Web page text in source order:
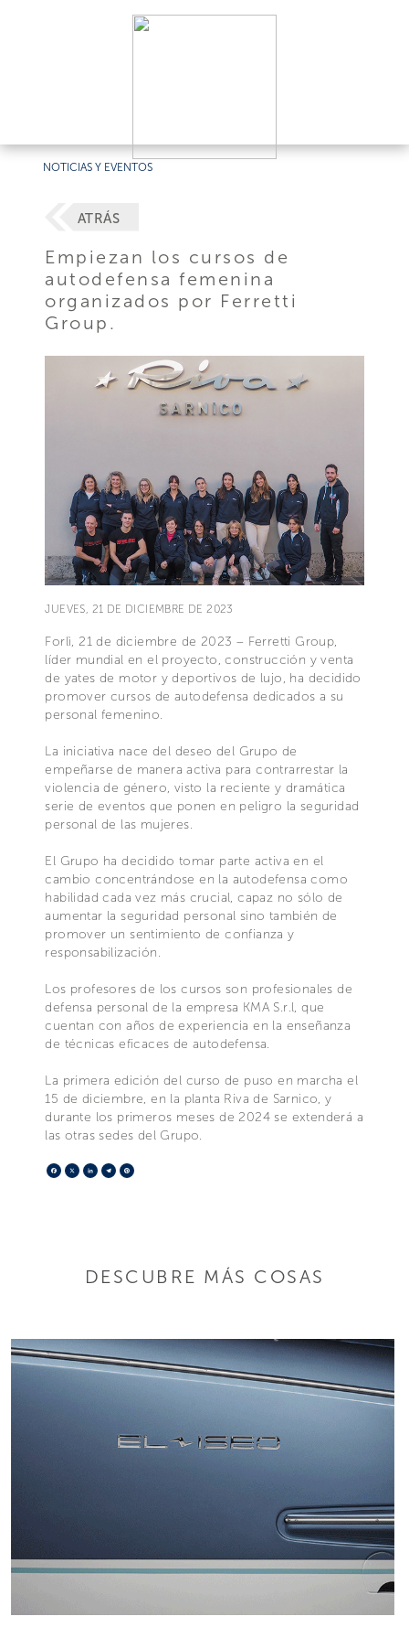
NOTICIAS Y EVENTOS
ATRÁS
Empiezan los cursos de
autodefensa femenina
organizados por Ferretti
Group.
JUEVES, 21 DE DICIEMBRE DE 2023
Forlì, 21 de diciembre de 2023 – Ferretti Group,
líder mundial en el proyecto, construcción y venta
de yates de motor y deportivos de lujo, ha decidido
promover cursos de autodefensa dedicados a su
personal femenino.
La iniciativa nace del deseo del Grupo de
empeñarse de manera activa para contrarrestar la
violencia de género, visto la reciente y dramática
serie de eventos que ponen en peligro la seguridad
personal de las mujeres.
El Grupo ha decidido tomar parte activa en el
cambio concentrándose en la autodefensa como
habilidad cada vez más crucial, capaz no sólo de
aumentar la seguridad personal sino también de
promover un sentimiento de confianza y
responsabilización.
Los profesores de los cursos son profesionales de
defensa personal de la empresa KMA S.r.l, que
cuentan con años de experiencia en la enseñanza
de técnicas eficaces de autodefensa.
La primera edición del curso de puso en marcha el
15 de diciembre, en la planta Riva de Sarnico, y
durante los primeros meses de 2024 se extenderá a
las otras sedes del Grupo.
Facebook
X LinkedIn
Telegram
DESCUBRE MÁS COSAS